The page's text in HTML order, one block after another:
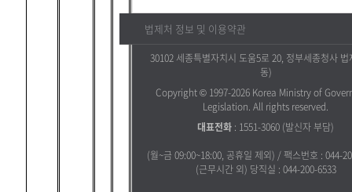
법제처 정보 및 이용약관
30102 세종특별자치시 도움5로 20, 정부세종청사 법
동)
Copyright © 1997-2026 Korea Ministry of
Legislation. All rights reserved.
대표전화 : 1551-3060 (발신자 부담)
(월~금 09:00~18:00, 공휴일 제외) / 팩스번호 : 044-
(근무시간 외) 당직실 : 044-200-6533